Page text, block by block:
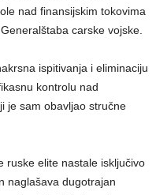
nad finansijskim tokovima
carske vojske.
ispitivanja i eliminaciju
kontrolu nad
je sam obavljao stručne
ruske elite nastale isključivo
naglašava dugotrajan